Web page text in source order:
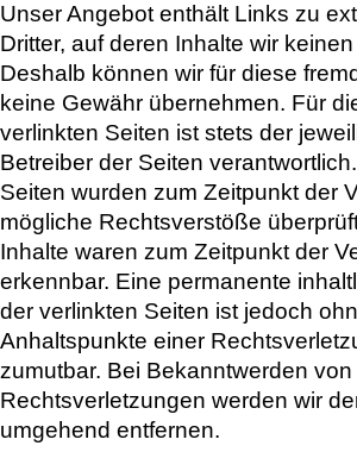
Unser Angebot enthält Links zu
Dritter, auf deren Inhalte wir
Deshalb können wir für diese
keine Gewähr übernehmen. Für
verlinkten Seiten ist stets der
Betreiber der Seiten
Seiten wurden zum Zeitpunkt der
mögliche Rechtsverstöße
Inhalte waren zum Zeitpunkt der
erkennbar. Eine permanente
der verlinkten Seiten ist jedoch
Anhaltspunkte einer
zumutbar. Bei Bekanntwerden von
Rechtsverletzungen werden wir
umgehend entfernen.